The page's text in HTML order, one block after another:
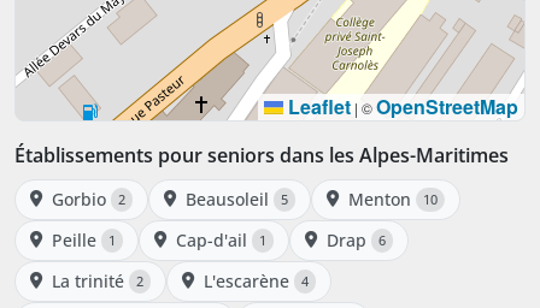
Leaflet | ©OpenStreetMap
Établissements pour seniors dans les Alpes-Maritimes
Gorbio 2 Beausoleil 5 Menton 10
Peille 1 Cap-d'ail 1 Drap 6
La trinité 2 L'escarène 4